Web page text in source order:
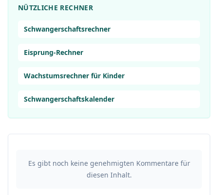
NÜTZLICHE RECHNER
Schwangerschaftsrechner
Eisprung-Rechner
Wachstumsrechner für Kinder
Schwangerschaftskalender
Es gibt noch keine genehmigten Kommentare für
diesen Inhalt.